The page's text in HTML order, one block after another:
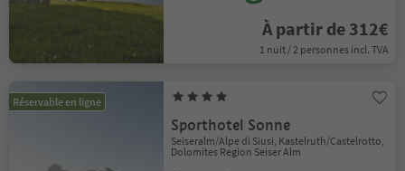
À partir de 312€
1 nuit / 2 personnes incl. TVA
Réservable en ligne
Sporthotel Sonne
Seiseralm/Alpe di Siusi, Kastelruth/Castelrotto,
Dolomites Region Seiser Alm